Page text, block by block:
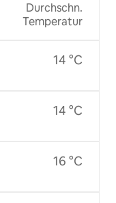
Durchschn.
Temperatur
14 °C
14 °C
16 °C